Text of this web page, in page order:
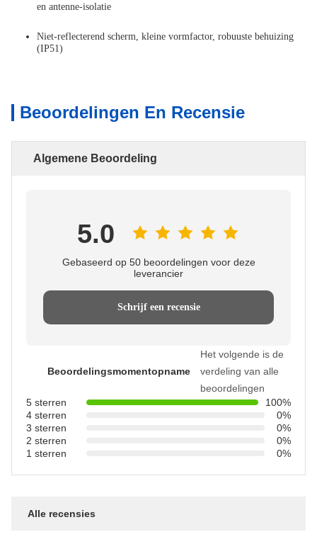
en antenne-isolatie
Niet-reflecterend scherm, kleine vormfactor, robuuste behuizing
(IP51)
Beoordelingen En Recensie
Algemene Beoordeling
5.0
Gebaseerd op 50 beoordelingen voor deze
leverancier
Schrijf een recensie
Beoordelingsmomentopname
Het volgende is de
verdeling van alle
beoordelingen
5 sterren
100%
4 sterren
0%
3 sterren
0%
2 sterren
0%
1 sterren
0%
Alle recensies